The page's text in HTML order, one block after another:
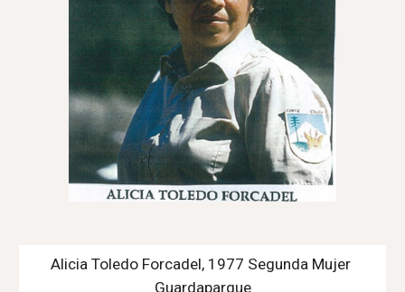
Alicia Toledo Forcadel, 1977 Segunda Mujer
Guardaparque